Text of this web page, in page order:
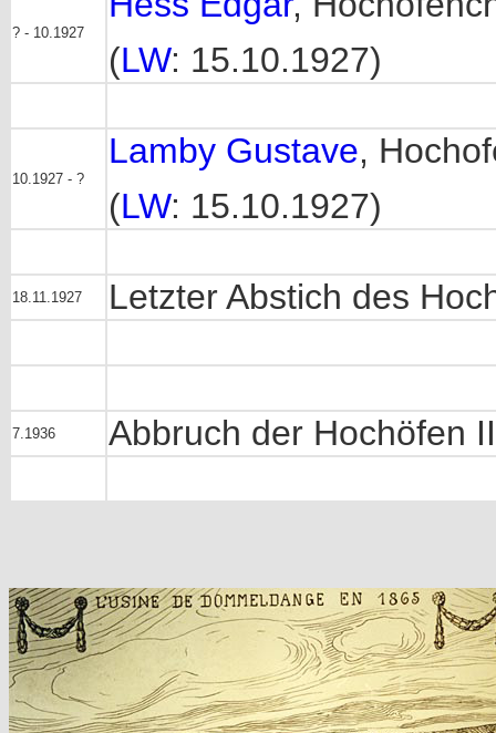
? - 10.1927
(LW: 15.10.1927)
10.1927 - ?
Lamby Gustave,
(LW: 15.10.1927)
18.11.1927 Letzter Abstich des
7.1936 Abbruch der Hochöfen